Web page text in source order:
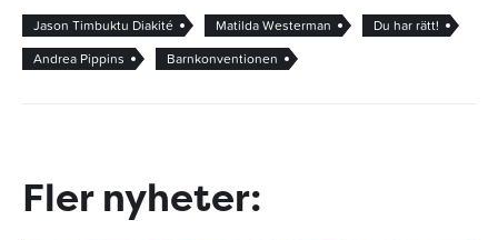
Jason Timbuktu Diakité Matilda Westerman
Du har rätt!
Andrea Pippins
Barnkonventionen
Fler nyheter: